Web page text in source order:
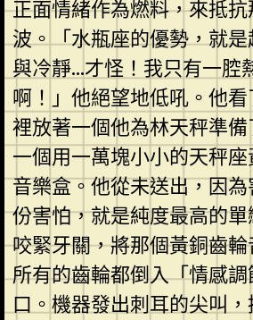
正面情緒作為燃料，來抵
波。「水瓶座的優勢，就
與冷靜…才怪！我只有一腔
啊！」他絕望地低吼。他
裡放著一個他為林天秤準備
一個用一萬塊小小的天秤
音樂盒。他從未送出，因
份害怕，就是純度最高的
咬緊牙關，將那個黃銅齒
所有的齒輪都倒入「情感
口。機器發出刺耳的尖叫